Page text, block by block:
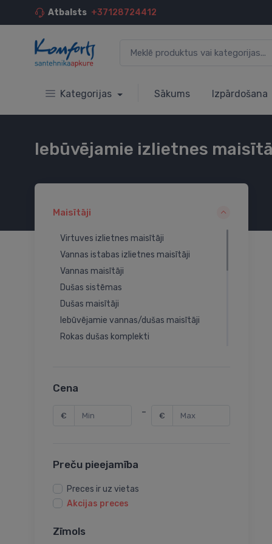
Atbalsts +37128724412
Kategorijas Sākums Izpārdošana
Iebūvējamie izlietnes
Maisītāji
Virtuves izlietnes maisītāji
Vannas istabas izlietnes maisītāji
Vannas maisītāji
Dušas sistēmas
Dušas maisītāji
Iebūvējamie vannas/dušas maisītāji
Rokas dušas komplekti
Dušas vadi
Bidē maisītāji
Maisītāju rezerves daļas
Virtuves maisītāju sistēmas
Rokas dušas turētāji
Pisuāra dozatori
Cena
€ - €
Preču pieejamība
Preces ir uz vietas
Akcijas preces
Zīmols